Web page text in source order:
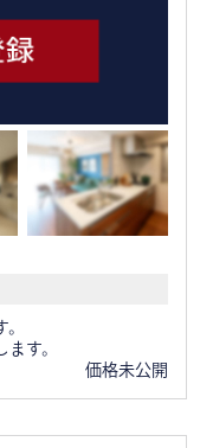
す。
価格未公開